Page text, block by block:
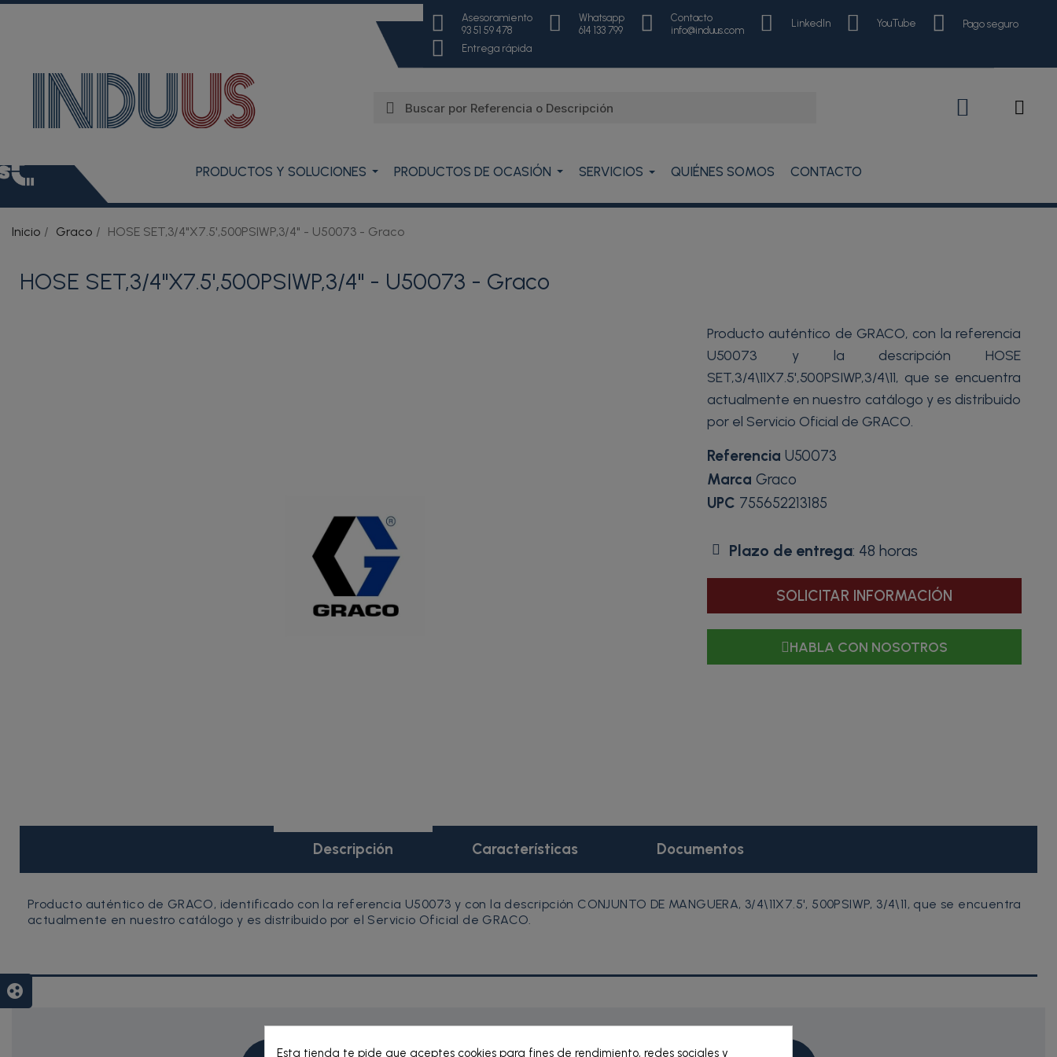
Asesoramiento
93 51 59 478
Whatsapp
614 133 799
Contacto
info@induus.com
LinkedIn YouTube Pago seguro
Entrega rápida
PRODUCTOS Y SOLUCIONES PRODUCTOS DE OCASIÓN SERVICIOS QUIÉNES SOMOS CONTACTO
Inicio Graco HOSE SET,3/4"X7.5',500PSIWP,3/4" - U50073 - Graco
HOSE SET,3/4"X7.5',500PSIWP,3/4" - U50073 - Graco
Producto auténtico de GRACO, con la referencia
U50073 y la descripción HOSE
SET,3/4\11X7.5',500PSIWP,3/4\11, que se encuentra
actualmente en nuestro catálogo y es distribuido
por el Servicio Oficial de GRACO.
Referencia U50073
Marca Graco
UPC 755652213185
Plazo de entrega: 48 horas
SOLICITAR INFORMACIÓN
HABLA CON NOSOTROS
Descripción Características Documentos
Producto auténtico de GRACO, identificado con la referencia U50073 y con la descripción CONJUNTO DE MANGUERA, 3/4\11X7.5', 500PSIWP, 3/4\11, que se encuentra
actualmente en nuestro catálogo y es distribuido por el Servicio Oficial de GRACO.
Esta tienda te pide que aceptes cookies para fines de rendimiento, redes sociales y
group_work